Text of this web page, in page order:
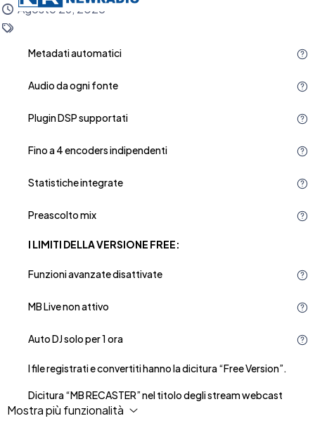
Agosto 26, 2025
Metadati automatici
Audio da ogni fonte
Plugin DSP supportati
Fino a 4 encoders indipendenti
Statistiche integrate
Preascolto mix
I LIMITI DELLA VERSIONE FREE:
Funzioni avanzate disattivate
MB Live non attivo
Auto DJ solo per 1 ora
I file registrati e convertiti hanno la dicitura “Free Version”.
Dicitura “MB RECASTER” nel titolo degli stream webcast
Mostra più funzionalità